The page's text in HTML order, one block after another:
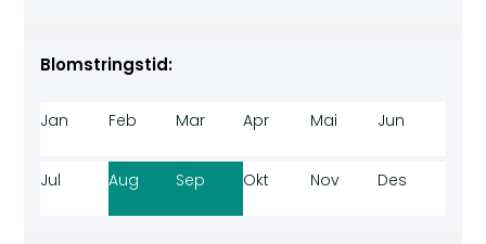
Blomstringstid:
Jan Feb Mar Apr Mai Jun
Jul Aug Sep Okt Nov Des